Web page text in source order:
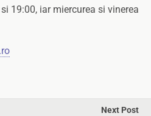
19:00, iar miercurea si vinerea
Next Post